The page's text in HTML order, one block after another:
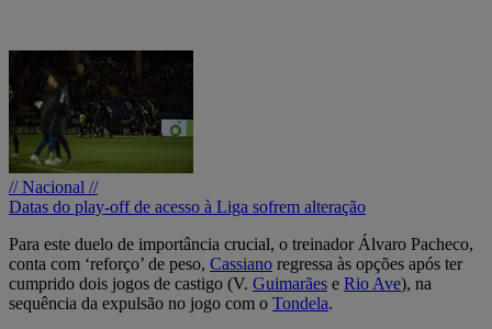
// Nacional //
Datas do play-off de acesso à Liga sofrem alteração
Para este duelo de importância crucial, o treinador Álvaro Pacheco,
conta com ‘reforço’ de peso, Cassiano regressa às opções após ter
cumprido dois jogos de castigo (V. Guimarães e Rio Ave), na
sequência da expulsão no jogo com o Tondela.